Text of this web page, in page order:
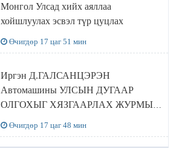
Монгол Улсад хийх аяллаа
хойшлуулах эсвэл түр цуцлах
Өчигдөр 17 цаг 51 мин
Иргэн Д.ГАЛСАНЦЭРЭН
Автомашины УЛСЫН ДУГААР
ОЛГОХЫГ ХЯЗГААРЛАХ ЖУРМЫГ
Өчигдөр 17 цаг 48 мин